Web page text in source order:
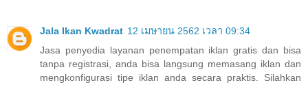
Jala Ikan Kwadrat 12 เมษายน 2562 เวลา 09:34
Jasa penyedia layanan penempatan iklan gratis dan bisa
tanpa registrasi, anda bisa langsung memasang iklan dan
mengkonfigurasi tipe iklan anda secara praktis. Silahkan